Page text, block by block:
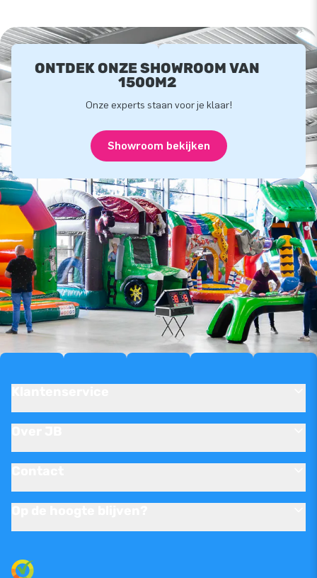
ONTDEK ONZE SHOWROOM VAN
1500M2
Onze experts staan voor je klaar!
Showroom bekijken